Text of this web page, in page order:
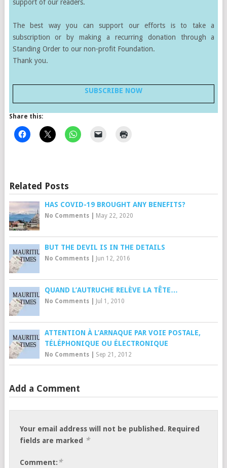
support of our readers.
The best way you can support our efforts is to take a
subscription or by making a recurring donation through a
Standing Order to our non-profit Foundation.
Thank you.
SUBSCRIBE NOW
Share this:
Related Posts
HAS COVID-19 BROUGHT ANY BENEFITS?
No Comments| May 22, 2020
BUT THE DEVIL IS IN THE DETAILS
No Comments| Jun 12, 2016
QUAND L’AUTRUCHE RELÈVE LA TÊTE…
No Comments| Jul 1, 2010
ATTENTION À L’ARNAQUE PAR VOIE POSTALE,
TÉLÉPHONIQUE OU ÉLECTRONIQUE
No Comments| Sep 21, 2012
Add a Comment
Your email address will not be published. Required
fields are marked
*
Comment: *